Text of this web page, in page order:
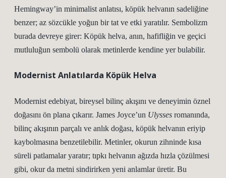
Hemingway’in minimalist anlatısı, köpük helvanın sadeliğine
benzer; az sözcükle yoğun bir tat ve etki yaratılır. Sembolizm
burada devreye girer: Köpük helva, anın, hafifliğin ve geçici
mutluluğun sembolü olarak metinlerde kendine yer bulabilir.
Modernist Anlatılarda Köpük Helva
Modernist edebiyat, bireysel bilinç akışını ve deneyimin öznel
doğasını ön plana çıkarır. James Joyce’un Ulysses romanında,
bilinç akışının parçalı ve anlık doğası, köpük helvanın eriyip
kaybolmasına benzetilebilir. Metinler, okurun zihninde kısa
süreli patlamalar yaratır; tıpkı helvanın ağızda hızla çözülmesi
gibi, okur da metni sindirirken yeni anlamlar üretir. Bu